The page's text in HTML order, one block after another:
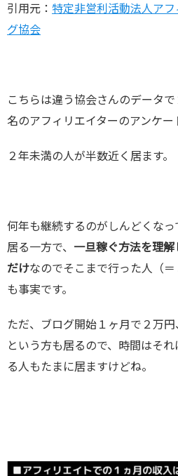
引用元： 特定非営利活動法人ア
グ協会
こちらは違う協会さんのデータ
名のアフィリエイターのアンケー
２年未満の人が半数近く居ます。
何年も継続するのがしんどくな
居る一方で、 一旦稼ぐ方法を理
だけなのでそこまで行った人（
も事実です。
ただ、ブログ開始１ヶ月で２万円
という方も居るので、時間はそ
る人もたまに居ますけどね。